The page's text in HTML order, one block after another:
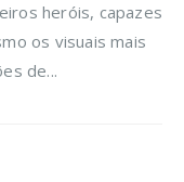
heróis, capazes
os visuais mais
de...